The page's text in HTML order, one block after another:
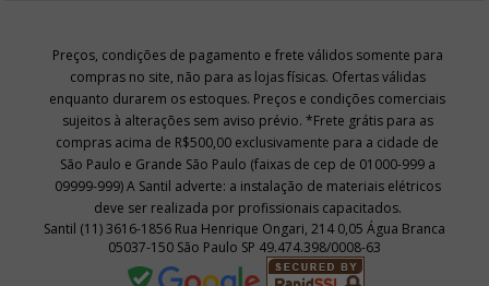
Santil (11) 3616-1856 Rua Henrique Ongari, 214 0,05 Água Branca
05037-150 São Paulo SP 49.474.398/0008-63
Preços, condições de pagamento e frete válidos somente para
compras no site, não para as lojas físicas. Ofertas válidas
enquanto durarem os estoques. Preços e condições comerciais
sujeitos à alterações sem aviso prévio. *Frete grátis para as
compras acima de R$500,00 exclusivamente para a cidade de
São Paulo e Grande São Paulo (faixas de cep de 01000-999 a
09999-999) A Santil adverte: a instalação de materiais elétricos
deve ser realizada por profissionais capacitados.